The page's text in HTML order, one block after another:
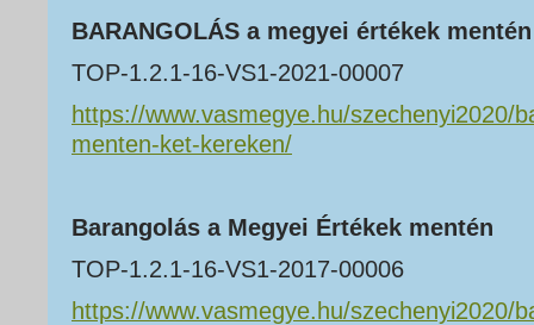
BARANGOLÁS a megyei értékek
TOP-1.2.1-16-VS1-2021-00007
https://www.vasmegye.hu/szechenyi2020/
menten-ket-kereken/
Barangolás a Megyei Értékek mentén
TOP-1.2.1-16-VS1-2017-00006
https://www.vasmegye.hu/szechenyi2020/